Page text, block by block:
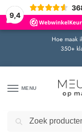
9,4
Hoe maak
350+
MENU
Door de bouwvakperiode